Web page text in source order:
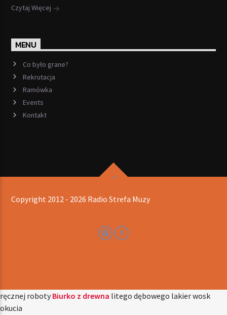
Czytaj Więcej
MENU
Co było grane?
Rekrutacja
Ramówka
Events
Kontakt
Copyright 2012 - 2026 Radio Strefa Muzy
ręcznej robotyBiurko z drewna litego dębowego lakier wosk
okucia